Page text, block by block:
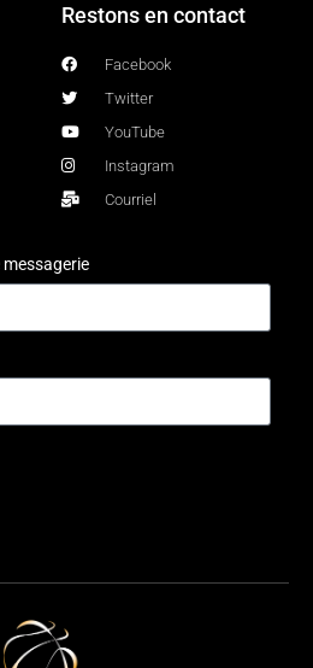
Restons en contact
Facebook
Twitter
YouTube
Instagram
Courriel